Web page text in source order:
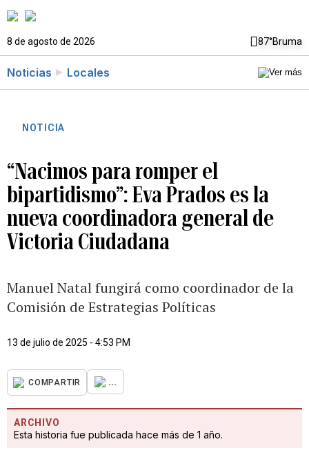
8 de agosto de 2026 87°Bruma
Noticias Locales
NOTICIA
“Nacimos para romper el
bipartidismo”: Eva Prados es la
nueva coordinadora general de
Victoria Ciudadana
Manuel Natal fungirá como coordinador de la
Comisión de Estrategias Políticas
13 de julio de 2025 - 4:53 PM
COMPARTIR ...
ARCHIVO
Esta historia fue publicada hace más de 1 año.